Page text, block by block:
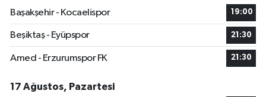
Başakşehir - Kocaelispor
19:00
Beşiktaş - Eyüpspor 21:30
Amed - Erzurumspor FK 21:30
17 Ağustos, Pazartesi